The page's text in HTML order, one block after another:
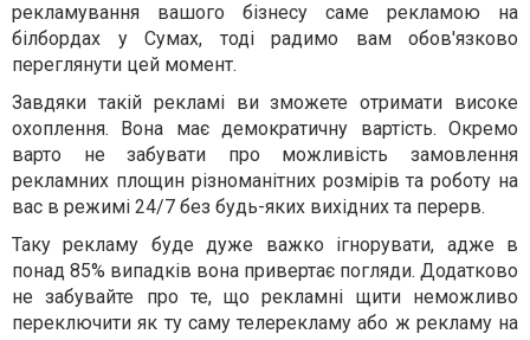
рекламування вашого бізнесу саме рекламою на
білбордах у Сумах, тоді радимо вам обов'язково
переглянути цей момент.
Завдяки такій рекламі ви зможете отримати високе
охоплення. Вона має демократичну вартість. Окремо
варто не забувати про можливість замовлення
рекламних площин різноманітних розмірів та роботу на
вас в режимі 24/7 без будь-яких вихідних та перерв.
Таку рекламу буде дуже важко ігнорувати, адже в
понад 85% випадків вона привертає погляди. Додатково
не забувайте про те, що рекламні щити неможливо
переключити як ту саму телерекламу або ж рекламу на